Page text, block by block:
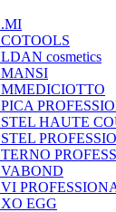
cosmetics
HAUTE
EGG